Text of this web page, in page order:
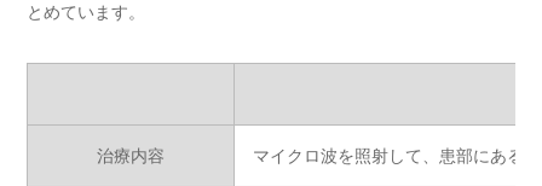
とめています。
治療内容 マイクロ波を照射して、患部にある